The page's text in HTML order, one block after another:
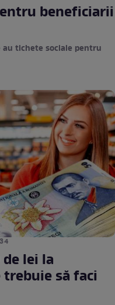
beneficiarii
tichete sociale pentru
lei la
trebuie să faci